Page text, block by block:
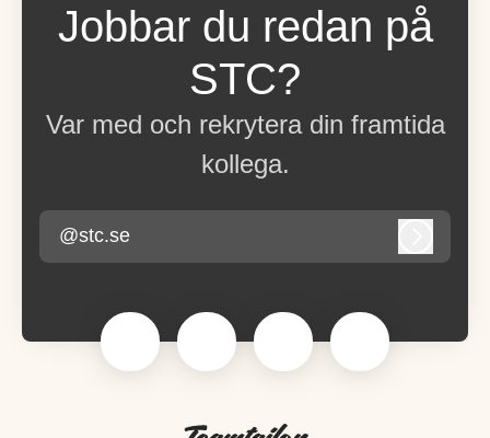
Jobbar du redan på
STC?
Var med och rekrytera din framtida
kollega.
@stc.se